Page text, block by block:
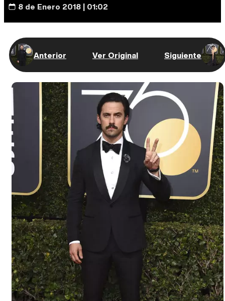
8 de Enero 2018 | 01:02
Anterior Ver Original Siguiente